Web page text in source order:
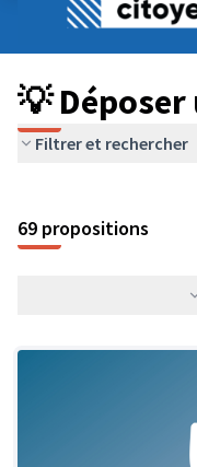
Budget Participatif
💡 Déposer un projet
💡
Filtrer et rechercher
69 propositions